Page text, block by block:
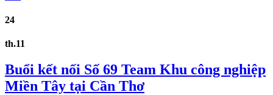
24
th.11
Buổi kết nối Số 69 Team Khu công nghiệp
Miền Tây tại Cần Thơ